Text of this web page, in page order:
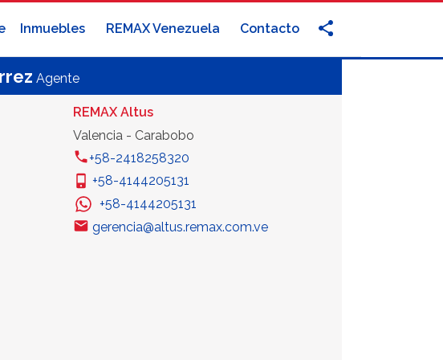
Inmuebles REMAX Venezuela Contacto
Agente
REMAX Altus
Valencia - Carabobo
+58-2418258320
+58-4144205131
+58-4144205131
gerencia@altus.remax.com.ve